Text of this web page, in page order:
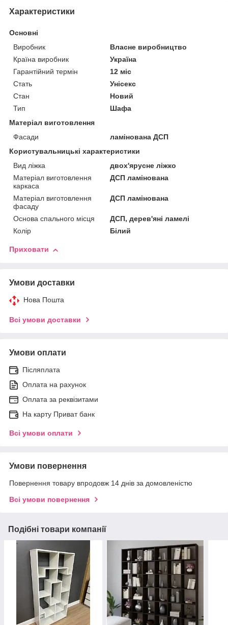
Характеристики
Основні
Виробник
Власне виробництво
Країна виробник
Україна
Гарантійний термін
12 міс
Стать
Унісекс
Стан
Новий
Тип
Шафа
Матеріал виготовлення
Фасади
ламінована ДСП
Користувальницькі характеристики
Вид ліжка
двох'ярусне ліжко
Матеріал виготовлення
каркаса
ДСП ламінована
Матеріал виготовлення
фасаду
ДСП ламінована
Основа спального місця
ДСП, дерев'яні ламелі
Колір
Білий
Приховати
Умови доставки
Нова Пошта
Всі умови доставки
Умови оплати
Післяплата
Оплата на рахунок
Оплата за реквізитами
На карту Приват банк
Всі умови оплати
Умови повернення
Повернення товару впродовж 14 днів за домовленістю
Всі умови повернення
Подібні товари компанії